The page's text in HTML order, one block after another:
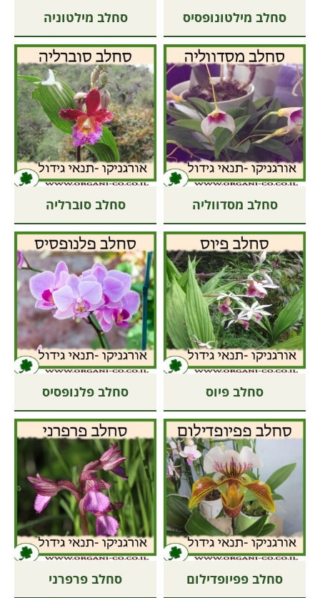
סחלב מילטונופסיס סחלב מילטוניה
סחלב מסדווליה סחלב סוברליה
סחלב פיוס סחלב פלנופסיס
סחלב פפיופדילום סחלב פרפרני